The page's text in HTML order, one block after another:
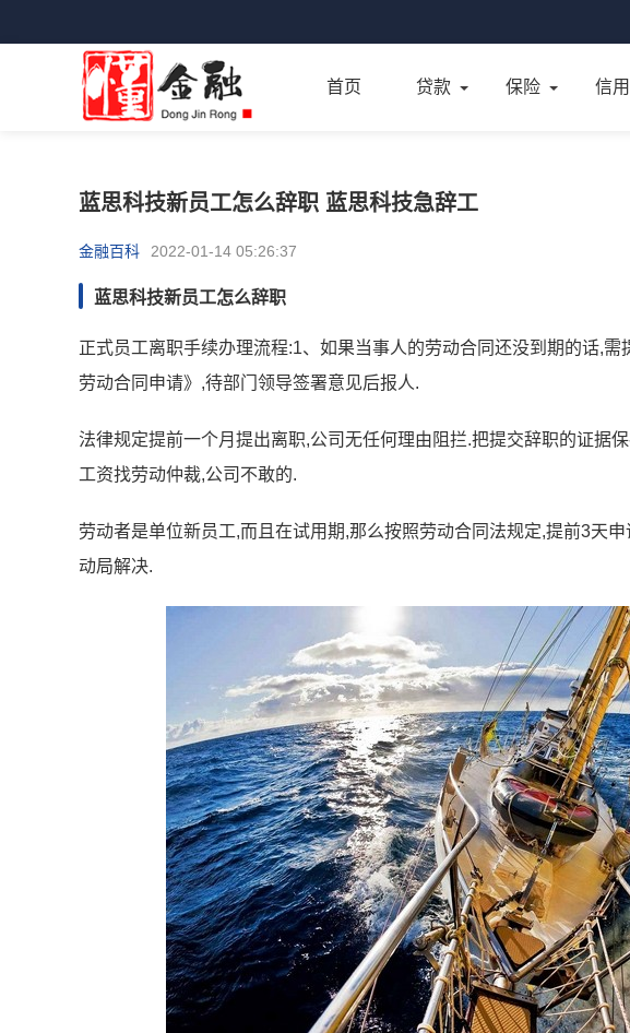
首页 贷款 保险 信
蓝思科技新员工怎么辞职 蓝思科技急辞工
金融百科 2022-01-14 05:26:37
蓝思科技新员工怎么辞职
正式员工离职手续办理流程:1、如果当事人的劳动合同还没到期的话,
劳动合同申请》,待部门领导签署意见后报人.
法律规定提前一个月提出离职,公司无任何理由阻拦.把提交辞职的证据
工资找劳动仲裁,公司不敢的.
劳动者是单位新员工,而且在试用期,那么按照劳动合同法规定,提前3天
动局解决.